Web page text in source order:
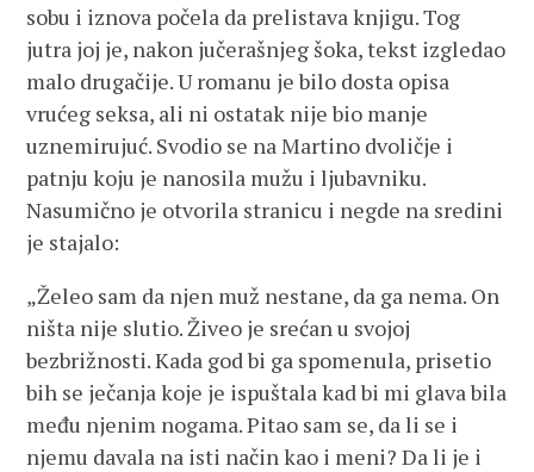
sobu i iznova počela da prelistava knjigu. Tog
jutra joj je, nakon jučerašnjeg šoka, tekst izgledao
malo drugačije. U romanu je bilo dosta opisa
vrućeg seksa, ali ni ostatak nije bio manje
uznemirujuć. Svodio se na Martino dvoličje i
patnju koju je nanosila mužu i ljubavniku.
Nasumično je otvorila stranicu i negde na sredini
je stajalo:
„Želeo sam da njen muž nestane, da ga nema. On
ništa nije slutio. Živeo je srećan u svojoj
bezbrižnosti. Kada god bi ga spomenula, prisetio
bih se ječanja koje je ispuštala kad bi mi glava bila
među njenim nogama. Pitao sam se, da li se i
njemu davala na isti način kao i meni? Da li je i